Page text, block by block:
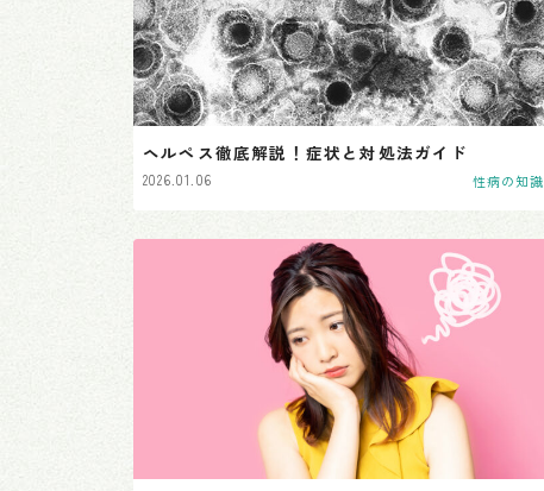
ヘルペス徹底解説！症状と対処法ガイド
2026.01.06 性病の知識